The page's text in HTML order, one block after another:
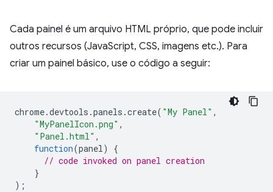
Cada painel é um arquivo HTML próprio, que pode incluir
outros recursos (JavaScript, CSS, imagens etc.). Para
criar um painel básico, use o código a seguir:
chrome.devtools .panels .create( "My Panel" ,
"MyPanelIcon.png" ,
"Panel.html" ,
function(panel)
{
// code invoked on panel creation
}
);